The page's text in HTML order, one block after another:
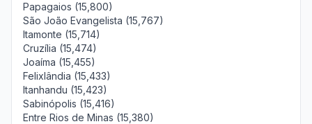
Papagaios (15,800)
São João Evangelista (15,767)
Itamonte (15,714)
Cruzília (15,474)
Joaíma (15,455)
Felixlândia (15,433)
Itanhandu (15,423)
Sabinópolis (15,416)
Entre Rios de Minas (15,380)